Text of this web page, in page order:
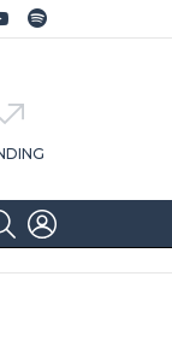
NotíciasCA Notícias
YouTube CA Notícias
SEARCH